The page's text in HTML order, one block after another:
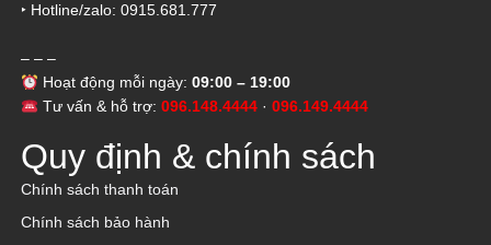
‣ Hotline/zalo: 0915.681.777
– – –
Hoạt động mỗi ngày: 09:00 – 19:00
Tư vấn & hỗ trợ: 096.148.4444· 096.149.4444
Quy định & chính sách
Chính sách thanh toán
Chính sách bảo hành